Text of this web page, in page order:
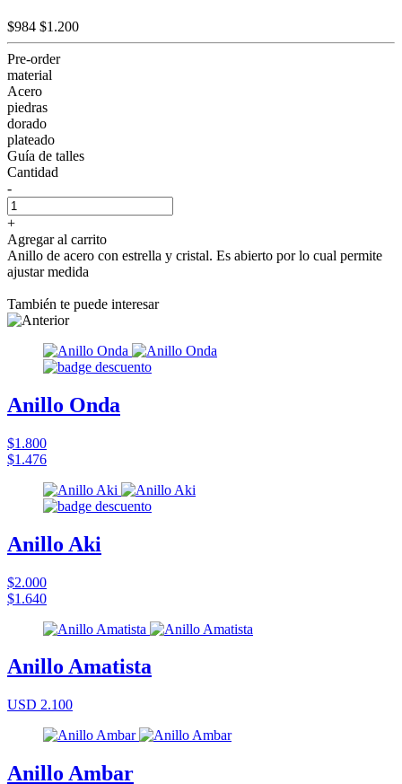
$984 $1.200
Pre-order
material
Acero
piedras
dorado
plateado
Guía de talles
Cantidad
-
+
Agregar al carrito
Anillo de acero con estrella y cristal. Es abierto por lo cual permite
ajustar medida
También te puede interesar
Anillo Onda
$1.800
$1.476
Anillo Aki
$2.000
$1.640
Anillo Amatista
USD 2.100
Anillo Ambar